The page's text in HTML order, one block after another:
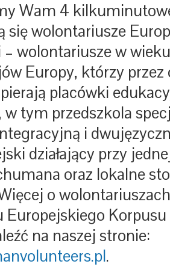
Wam 4
się wolontariusze
wolontariusze w
Europy, którzy przez
placówki
w tym przedszkola
i
działający przy
oraz lokalne
o
na naszej stronie:
.